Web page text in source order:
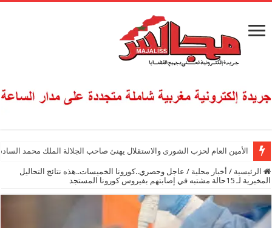
الأمين العام لحزب الشورى والاستقلال يهنئ صاحب الجلالة الملك محمد
الرئيسية / أخبار محلية / عاجل وحصري..كورونا الخميسات..هذه نتائج التحاليل
المخبرية لـ 15حالة مشتبه في إصابتهم بفيروس كورونا المستجد